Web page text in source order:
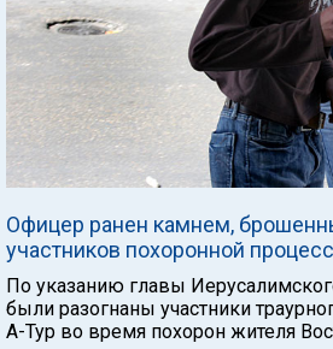
Офицер ранен камнем,
участников похоронной
По указанию главы
были разогнаны участники
А-Тур во время похорон жителя